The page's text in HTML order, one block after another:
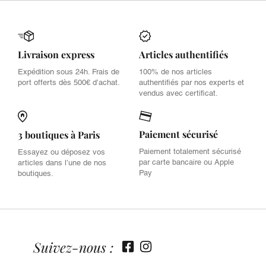
Livraison express
Expédition sous 24h. Frais de
port offerts dès 500€ d’achat.
Articles authentifiés
100% de nos articles
authentifiés par nos experts et
vendus avec certificat.
3 boutiques à Paris
Essayez ou déposez vos
articles dans l’une de nos
boutiques.
Paiement sécurisé
Paiement totalement sécurisé
par carte bancaire ou Apple
Pay
Suivez-nous :